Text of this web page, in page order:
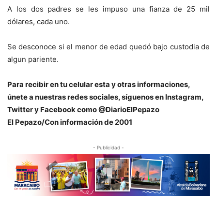
A los dos padres se les impuso una fianza de 25 mil
dólares, cada uno.
Se desconoce si el menor de edad quedó bajo custodia de
algun pariente.
Para recibir en tu celular esta y otras informaciones,
únete a nuestras redes sociales, síguenos en Instagram,
Twitter y Facebook como @DiarioElPepazo
El Pepazo/Con información de 2001
- Publicidad -